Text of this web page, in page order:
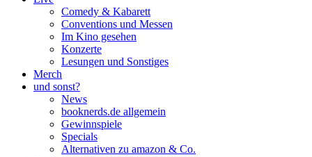
Comedy & Kabarett
Conventions und Messen
Im Kino gesehen
Konzerte
Lesungen und Sonstiges
Merch
und sonst?
News
booknerds.de allgemein
Gewinnspiele
Specials
Alternativen zu amazon & Co.